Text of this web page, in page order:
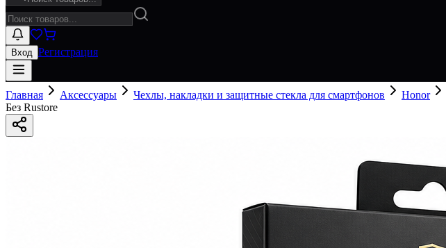
Вход Регистрация
Главная Аксессуары Чехлы, накладки и защитные стекла для смартфонов Honor
Без Rustore